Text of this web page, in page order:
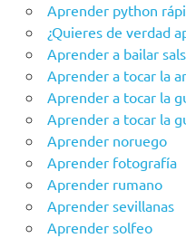
Aprender python
¿Quieres de verdad
Aprender a bailar
Aprender a tocar la
Aprender a tocar la
Aprender a tocar la
Aprender noruego
Aprender fotografía
Aprender rumano
Aprender sevillanas
Aprender solfeo